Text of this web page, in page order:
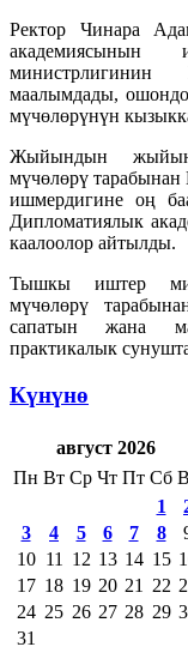
Ректор Чинара
маалымдады,
мүчөлөрүнүн
Жыйындын
мүчөлөрү
ишмердигине оң
Дипломатиялык
каалоолор айтылды.
Тышкы иштер
мүчөлөрү
сапатын жана
практикалык
Күнүнө
август 2026
Пн Вт Ср Чт Пт Сб
1
3
4 5 6 7 8
10 11 12 13 14 15
17 18 19 20 21 22
24 25 26 27 28 29
31